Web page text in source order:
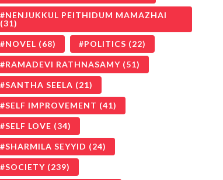
NENJUKKUL PEITHIDUM MAMAZHAI
(31)
NOVEL (68) POLITICS (22)
RAMADEVI RATHNASAMY (51)
SANTHA SEELA (21)
SELF IMPROVEMENT (41)
SELF LOVE (34)
SHARMILA SEYYID (24)
SOCIETY (239)